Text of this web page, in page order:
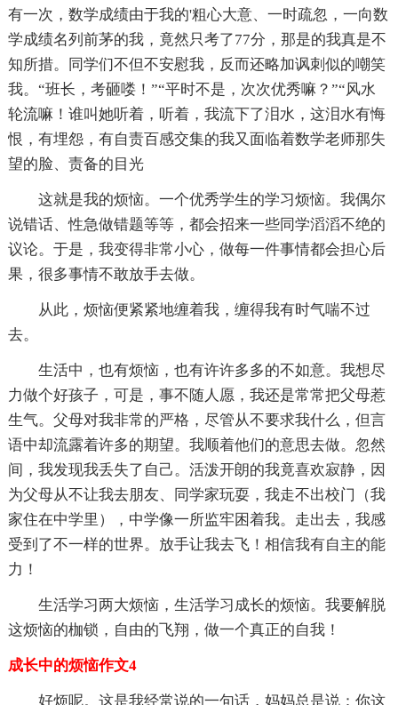
有一次，数学成绩由于我的'粗心大意、一时疏忽，一向数
学成绩名列前茅的我，竟然只考了77分，那是的我真是不
知所措。同学们不但不安慰我，反而还略加讽刺似的嘲笑
我。“班长，考砸喽！”“平时不是，次次优秀嘛？”“风水
轮流嘛！谁叫她听着，听着，我流下了泪水，这泪水有悔
恨，有埋怨，有自责百感交集的我又面临着数学老师那失
望的脸、责备的目光
这就是我的烦恼。一个优秀学生的学习烦恼。我偶尔
说错话、性急做错题等等，都会招来一些同学滔滔不绝的
议论。于是，我变得非常小心，做每一件事情都会担心后
果，很多事情不敢放手去做。
从此，烦恼便紧紧地缠着我，缠得我有时气喘不过
去。
生活中，也有烦恼，也有许许多多的不如意。我想尽
力做个好孩子，可是，事不随人愿，我还是常常把父母惹
生气。父母对我非常的严格，尽管从不要求我什么，但言
语中却流露着许多的期望。我顺着他们的意思去做。忽然
间，我发现我丢失了自己。活泼开朗的我竟喜欢寂静，因
为父母从不让我去朋友、同学家玩耍，我走不出校门（我
家住在中学里），中学像一所监牢困着我。走出去，我感
受到了不一样的世界。放手让我去飞！相信我有自主的能
力！
生活学习两大烦恼，生活学习成长的烦恼。我要解脱
这烦恼的枷锁，自由的飞翔，做一个真正的自我！
成长中的烦恼作文4
好烦呢。这是我经常说的一句话，妈妈总是说：你这